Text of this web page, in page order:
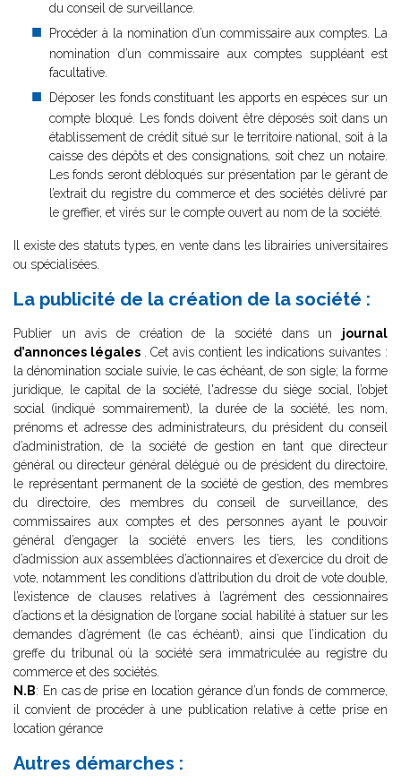
du conseil de surveillance.
Procéder à la nomination d’un commissaire aux comptes. La
nomination d’un commissaire aux comptes suppléant est
facultative.
Déposer les fonds constituant les apports en espèces sur un
compte bloqué. Les fonds doivent être déposés soit dans un
établissement de crédit situé sur le territoire national, soit à la
caisse des dépôts et des consignations, soit chez un notaire.
Les fonds seront débloqués sur présentation par le gérant de
l’extrait du registre du commerce et des sociétés délivré par
le greffier, et virés sur le compte ouvert au nom de la société.
Il existe des statuts types, en vente dans les librairies universitaires
ou spécialisées.
La publicité de la création de la société :
Publier un avis de création de la société dans un journal
d’annonces légales
. Cet avis contient les indications suivantes :
la dénomination sociale suivie, le cas échéant, de son sigle; la forme
juridique, le capital de la société, l'adresse du siège social, l’objet
social (indiqué sommairement), la durée de la société, les nom,
prénoms et adresse des administrateurs, du président du conseil
d’administration, de la société de gestion en tant que directeur
général ou directeur général délégué ou de président du directoire,
le représentant permanent de la société de gestion, des membres
du directoire, des membres du conseil de surveillance, des
commissaires aux comptes et des personnes ayant le pouvoir
général d’engager la société envers les tiers, les conditions
d’admission aux assemblées d’actionnaires et d’exercice du droit de
vote, notamment les conditions d’attribution du droit de vote double,
l’existence de clauses relatives à l’agrément des cessionnaires
d’actions et la désignation de l’organe social habilité à statuer sur les
demandes d’agrément (le cas échéant), ainsi que l’indication du
greffe du tribunal où la société sera immatriculée au registre du
commerce et des sociétés.
N.B: En cas de prise en location gérance d’un fonds de commerce,
il convient de procéder à une publication relative à cette prise en
location gérance
Autres démarches :